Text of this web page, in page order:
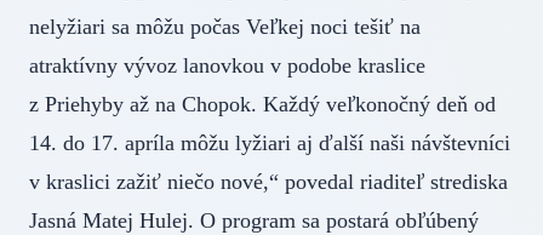
nelyžiari sa môžu počas Veľkej noci tešiť na
atraktívny vývoz lanovkou v podobe kraslice
z Priehyby až na Chopok. Každý veľkonočný deň od
14. do 17. apríla môžu lyžiari aj ďalší naši návštevníci
v kraslici zažiť niečo nové,“ povedal riaditeľ strediska
Jasná Matej Hulej. O program sa postará obľúbený